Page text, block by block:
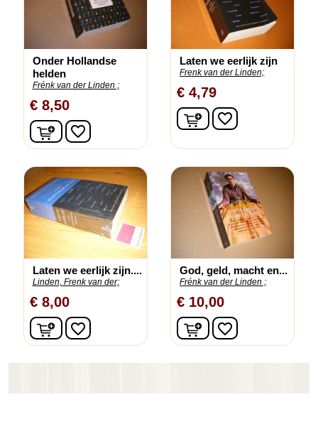
Onder Hollandse
helden
Frénk van der Linden ;
€ 8,50
In winkelwagen
favorite_border
Laten we eerlijk zijn
Frenk van der Linden;
€ 4,79
In winkelwagen
favorite_border
Laten we eerlijk zijn....
Linden, Frenk van der;
€ 8,00
In winkelwagen
favorite_border
God, geld, macht en...
Frénk van der Linden ;
€ 10,00
In winkelwagen
favorite_border